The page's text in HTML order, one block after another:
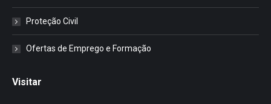
Proteção Civil
Ofertas de Emprego e Formação
Visitar